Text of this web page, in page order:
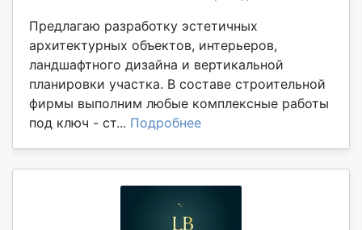
Предлагаю разработку эстетичных
архитектурных объектов, интерьеров,
ландшафтного дизайна и вертикальной
планировки участка. В составе строительной
фирмы выполним любые комплексные работы
под ключ - ст... Подробнее